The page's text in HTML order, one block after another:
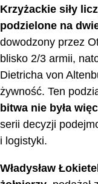
Krzyżackie siły
podzielone na
dowodzony przez
blisko 2/3 armii,
Dietricha von
żywność. Ten
bitwa nie była
serii decyzji
i logistyki.
Władysław